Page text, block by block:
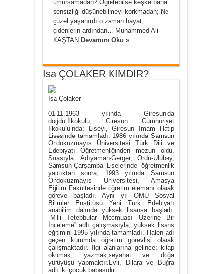
umursamadan? Öğretebilse keşke bana
sensizliği düşünebilmeyi korkmadan; Ne
güzel yaşanırdı o zaman hayat,
gidenlerin ardından… Muhammed Ali
KAŞTAN Devamını Oku »
İsa ÇOLAKER KİMDİR?
İsa Çolaker
01.11.1963 yılında Giresun’da
doğdu.İlkokulu, Giresun Cumhuriyet
İlkokulu’nda; Liseyi, Giresun İmam Hatip
Lisesinde tamamladı. 1986 yılında Samsun
Ondokuzmayıs Üniversitesi Türk Dili ve
Edebiyatı Öğretmenliğinden mezun oldu.
Sırasıyla: Adıyaman-Gerger, Ordu-Ulubey,
Samsun-Çarşamba Liselerinde öğretmenlik
yaptıktan sonra, 1993 yılında Samsun
Ondokuzmayıs Üniversitesi, Amasya
Eğitim Fakültesinde öğretim elemanı olarak
göreve başladı. Aynı yıl OMÜ Sosyal
Bilimler Enstitüsü Yeni Türk Edebiyatı
anabilim dalında yüksek lisansa başladı.
”Milli Tetebbular Mecmuası Üzerine Bir
İnceleme” adlı çalışmasıyla, yüksek lisans
eğitimini 1995 yılında tamamladı. Halen adı
geçen kurumda öğretim görevlisi olarak
çalışmaktadır. İlgi alanlarına gelince; kitap
okumak, yazmak,seyahat ve doğa
yürüyüşü yapmaktır.Evli, Dilara ve Buğra
adlı iki çocuk babasıdır.